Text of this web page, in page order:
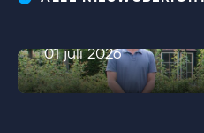
01 juli 2026